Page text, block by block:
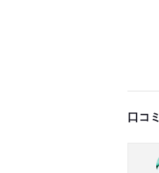
口コミ